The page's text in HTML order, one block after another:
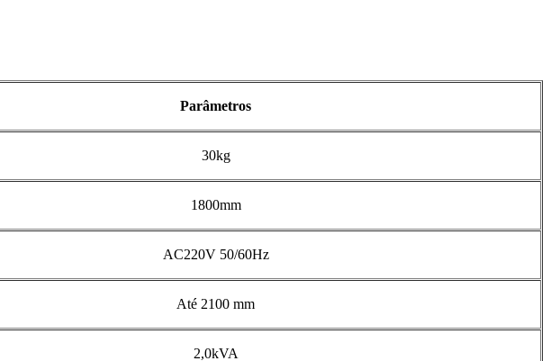
Parâmetros
30kg
1800mm
AC220V 50/60Hz
Até 2100 mm
2,0kVA